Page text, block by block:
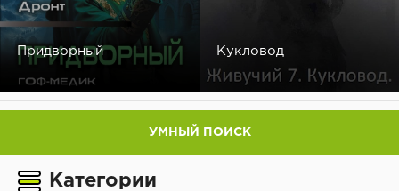
Придворный Кукловод
УМНЫЙ ПОИСК
Категории